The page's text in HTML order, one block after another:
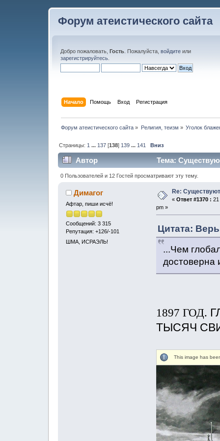
Форум атеистического сайта
Добро пожаловать, Гость . Пожалуйста, войдите или
зарегистрируйтесь
Начало Помощь Вход Регистрация
Форум атеистического сайта » Религия, теизм » Уголок
Страницы: 1 ... 137 [138] 139 ... 141 Вниз
Автор Тема:
0 Пользователей и 12 Гостей просматривают эту тему.
Димагог
Афтар, пиши исчё!
Сообщений: 3 315
Репутация: +126/-101
ШМА, ИСРАЭЛЬ!
Re:
« Ответ #1370 : 21
pm »
Цитата:
...Чем
достоверна
1897 ГОД.
ТЫСЯЧ
This image has